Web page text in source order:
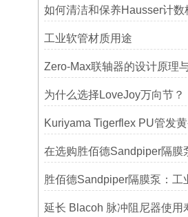
工业软管材质用途
为什么选择LoveJoy万向节？